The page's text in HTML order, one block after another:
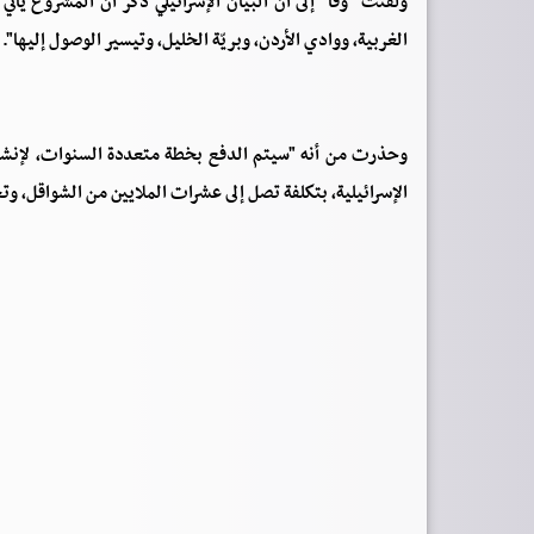
الغربية، ووادي الأردن، وبريّة الخليل، وتيسير الوصول إليها".
وحذرت من أنه "سيتم الدفع بخطة متعددة السنوات،
الإسرائيلية، بتكلفة تصل إلى عشرات الملايين من الشواقل،